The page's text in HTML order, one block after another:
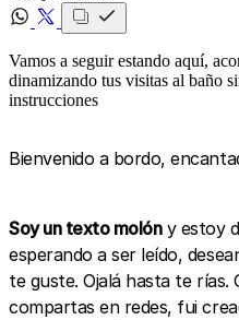
Vamos a seguir estando aquí,
dinamizando tus visitas al baño
instrucciones
Bienvenido a bordo,
Soy un texto molóny estoy
esperando a ser leído,
te guste. Ojalá hasta te
compartas en redes, fui